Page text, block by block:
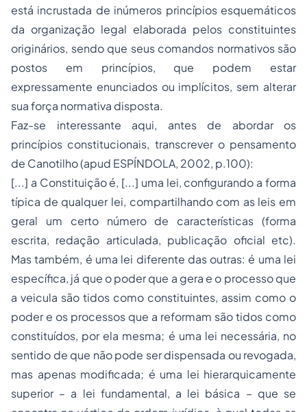
está incrustada de inúmeros princípios esquemáticos
da organização legal elaborada pelos constituintes
originários, sendo que seus comandos normativos são
postos em princípios, que podem estar
expressamente enunciados ou implícitos, sem alterar
sua força normativa disposta.
Faz-se interessante aqui, antes de abordar os
princípios constitucionais, transcrever o pensamento
de Canotilho (apud ESPÍNDOLA, 2002, p.100):
[...] a Constituição é, [...] uma lei, configurando a forma
típica de qualquer lei, compartilhando com as leis em
geral um certo número de características (forma
escrita, redação articulada, publicação oficial etc).
Mas também, é uma lei diferente das outras: é uma lei
específica, já que o poder que a gera e o processo que
a veicula são tidos como constituintes, assim como o
poder e os processos que a reformam são tidos como
constituídos, por ela mesma; é uma lei necessária, no
sentido de que não pode ser dispensada ou revogada,
mas apenas modificada; é uma lei hierarquicamente
superior – a lei fundamental, a lei básica – que se